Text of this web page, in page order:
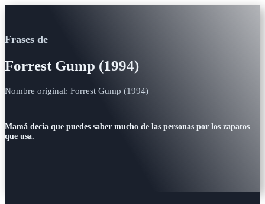
Frases de
Forrest Gump (1994)
Nombre original: Forrest Gump (1994)
Mamá decía que puedes saber mucho de las personas por los zapatos
que usa.